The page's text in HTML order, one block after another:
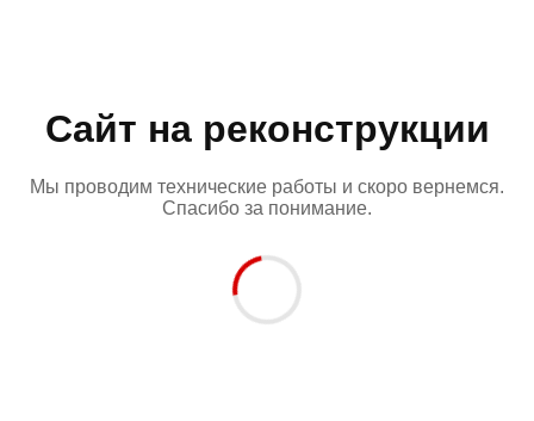
Сайт на реконструкции
Мы проводим технические работы и скоро вернемся.
Спасибо за понимание.